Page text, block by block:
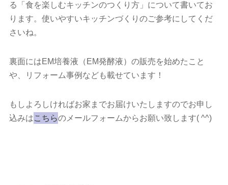
る「食を楽しむキッチンのつくり方」について書いてお
ります。使いやすいキッチンづくりのご参考にしてくだ
さいね。
裏面にはEM培養液（EM発酵液）の販売を始めたこと
や、リフォーム事例なども載せています！
もしよろしければお家までお届けいたしますのでお申し
込みはこちらのメールフォームからお願い致します( ^^)